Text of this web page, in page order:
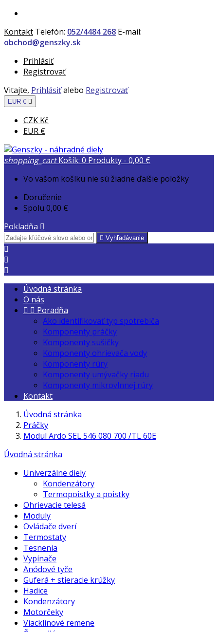
Kontakt Telefón: 052/4484 268 E-mail:
obchod@genszky.sk
Prihlásiť
Registrovať
Vitajte, Prihlásiťalebo Registrovať
EUR € 
CZK Kč
EUR €
shopping_cart Košík: 0 Produkty - 0,00 €
Vo vašom košíku nie sú žiadne ďalšie položky
Doručenie
Spolu 0,00 €
Pokladňa 
 Vyhľadávanie



Úvodná stránka
O nás
  Poradňa
Ako identifikovať typ spotrebiča
Komponenty práčky
Komponenty sušičky
Komponenty ohrievača vody
Komponenty rúry
Komponenty umývačky riadu
Komponenty mikrovlnnej rúry
Kontakt
Úvodná stránka
Práčky
Modul Ardo SEL 546 080 700 /TL 60E
Úvodná stránka
Univerzálne diely
Kondenzátory
Termopoistky a poistky
Ohrievacie telesá
Moduly
Ovládače dverí
Termostaty
Tesnenia
Vypínače
Anódové tyče
Guferá + stieracie krúžky
Hadice
Kondenzátory
Motorčeky
Viacklinové remene